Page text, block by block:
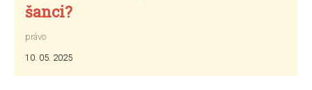
šanci?
právo
10. 05. 2025